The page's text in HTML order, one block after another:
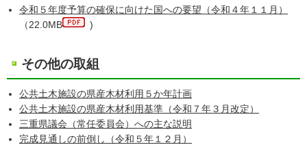
令和５年度予算の確保に向けた国への要望（令和４年１１月）
（22.0MB
)
その他の取組
公共土木施設の県産木材利用５か年計画
公共土木施設の県産木材利用基準（令和７年３月改定）
三重県議会（常任委員会）への主な説明
完成見通しの前倒し（令和５年１２月）